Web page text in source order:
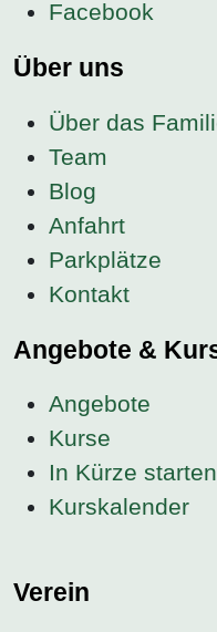
Facebook
Über uns
Über das
Team
Blog
Anfahrt
Parkplätze
Kontakt
Angebote &
Angebote
Kurse
In Kürze
Kurskalender
Verein